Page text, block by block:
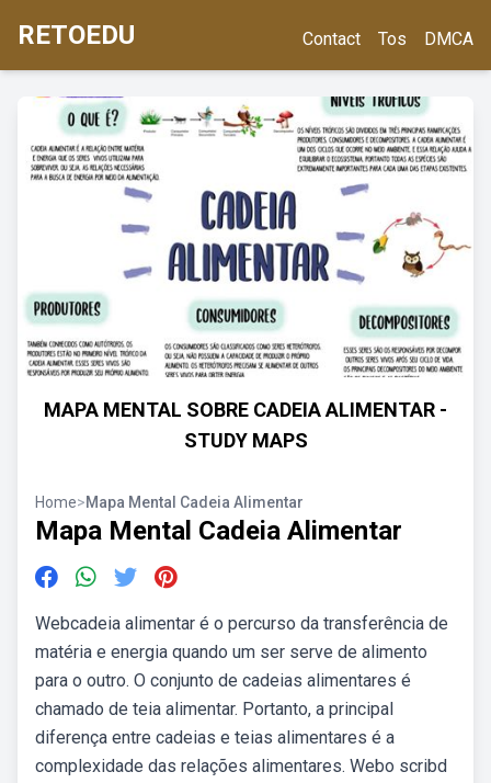
RETOEDU Contact Tos DMCA
MAPA MENTAL SOBRE CADEIA ALIMENTAR -
STUDY MAPS
Home>Mapa Mental Cadeia Alimentar
Mapa Mental Cadeia Alimentar
Webcadeia alimentar é o percurso da transferência de
matéria e energia quando um ser serve de alimento
para o outro. O conjunto de cadeias alimentares é
chamado de teia alimentar. Portanto, a principal
diferença entre cadeias e teias alimentares é a
complexidade das relações alimentares. Webo scribd